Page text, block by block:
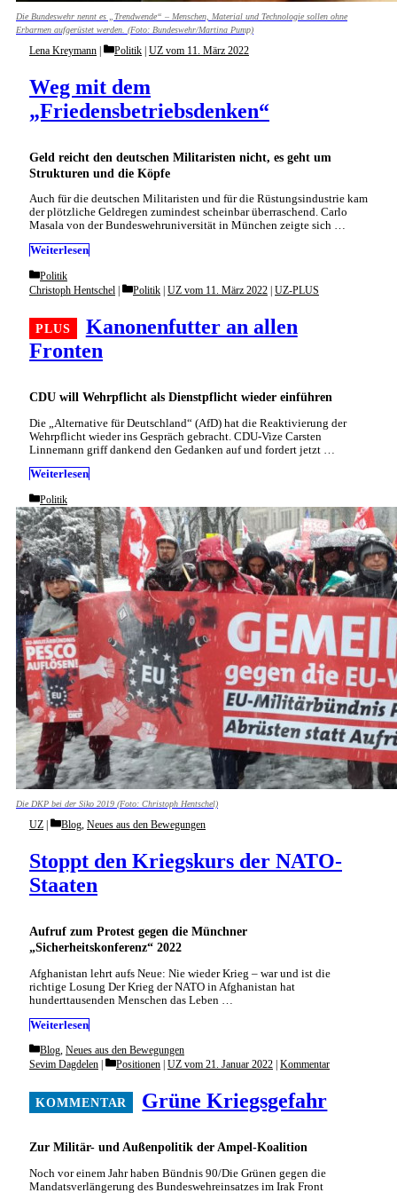
Die Bundeswehr nennt es „Trendwende“ – Menschen, Material und Technologie sollen ohne
Erbarmen aufgerüstet werden. (Foto: Bundeswehr/Martina Pump)
Geld reicht den deutschen Militaristen nicht, es geht um
Strukturen und die Köpfe
Weg mit dem
„Friedensbetriebsdenken“
Lena Kreymann Categories
Politik | UZ vom 11. März 2022
Auch für die deutschen Militaristen und für die Rüstungsindustrie kam
der plötzliche Geldregen zumindest scheinbar überraschend. Carlo
Masala von der Bundeswehruniversität in München zeigte sich …
Weiterlesen
Categories
Politik
CDU will Wehrpflicht als Dienstpflicht wieder einführen
Kanonenfutter an allen
Fronten
Christoph Hentschel Categories
Politik UZ vom 11. März 2022 UZ-PLUS
Die „Alternative für Deutschland“ (AfD) hat die Reaktivierung der
Wehrpflicht wieder ins Gespräch gebracht. CDU-Vize Carsten
Linnemann griff dankend den Gedanken auf und fordert jetzt …
Weiterlesen
Categories
Politik
Die DKP bei der Siko 2019 (Foto: Christoph Hentschel)
Aufruf zum Protest gegen die Münchner
„Sicherheitskonferenz“ 2022
Stoppt den Kriegskurs der NATO-
Staaten
UZ Categories
Blog, Neues aus den Bewegungen
Afghanistan lehrt aufs Neue: Nie wieder Krieg – war und ist die
richtige Losung Der Krieg der NATO in Afghanistan hat
hunderttausenden Menschen das Leben …
Weiterlesen
Categories
Blog, Neues aus den Bewegungen
Zur Militär- und Außenpolitik der Ampel-Koalition
Grüne Kriegsgefahr
Sevim Dagdelen Categories
Positionen UZ vom 21. Januar 2022 Kommentar
Noch vor einem Jahr haben Bündnis 90/Die Grünen gegen die
Mandatsverlängerung des Bundeswehreinsatzes im Irak Front